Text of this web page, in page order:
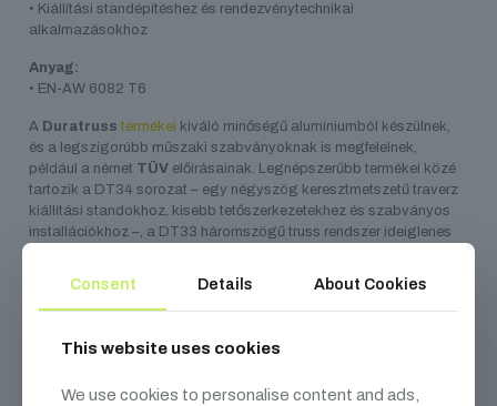
• Kiállítási standépítéshez és rendezvénytechnikai
alkalmazásokhoz
Anyag:
• EN-AW 6082 T6
A Duratruss termékei kiváló minőségű alumíniumból készülnek,
és a legszigorúbb műszaki szabványoknak is megfelelnek,
például a német TÜV előírásainak. Legnépszerűbb termékei közé
tartozik a DT34 sorozat – egy négyszög keresztmetszetű traverz
kiállítási standokhoz, kisebb tetőszerkezetekhez és szabványos
installációkhoz –, a DT33 háromszögű truss rendszer ideiglenes
és színpadtetőkhöz alkalmas. Az 5500 m²-es raktárkapacitásuk
a termékek mindig gyorsan elérhetők.
Consent Details About Cookies
This website uses cookies
We use cookies to personalise content and ads,